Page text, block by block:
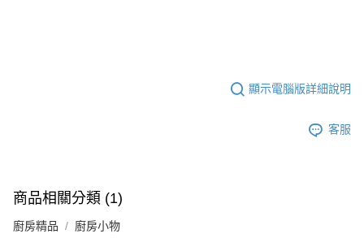
顯示電腦版詳細說明
客服
商品相關分類 (1)
廚房精品 廚房小物